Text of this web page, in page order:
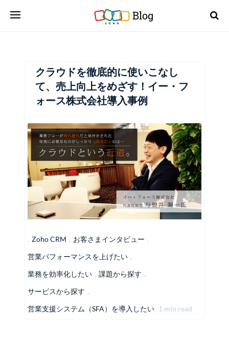
Blog
クラウドを徹底的に使いこなし
て、売上向上をめざす！イー・フ
ォース株式会社導入事例
, Zoho CRM , お客さまインタビュー ,
営業パフォーマンスを上げたい ,
業務を効率化したい , 課題から探す ,
サービスから探す ,
営業支援システム（SFA）を導入したい 1 min read